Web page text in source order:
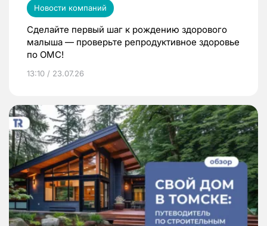
Новости компаний
Сделайте первый шаг к рождению здорового
малыша — проверьте репродуктивное здоровье
по ОМС!
13:10 / 23.07.26